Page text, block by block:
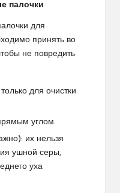
палочки
для
принять во
не повредить
для очистки
углом.
их нельзя
ушной серы,
уха